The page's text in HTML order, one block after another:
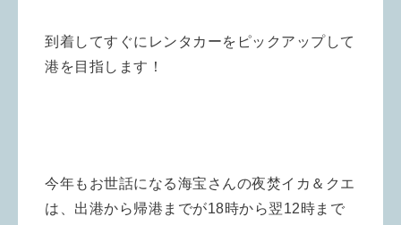
到着してすぐにレンタカーをピックアップして
港を目指します！
今年もお世話になる海宝さんの夜焚イカ＆クエ
は、出港から帰港までが18時から翌12時まで